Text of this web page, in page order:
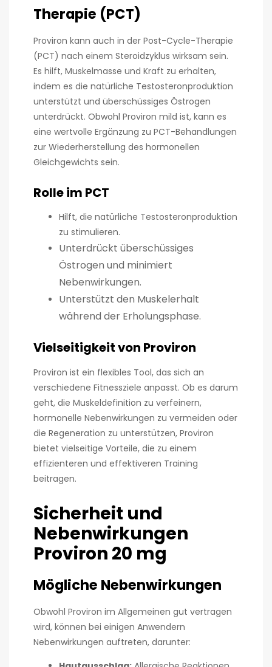
Therapie (PCT)
Proviron kann auch in der Post-Cycle-Therapie
(PCT) nach einem Steroidzyklus wirksam sein.
Es hilft, Muskelmasse und Kraft zu erhalten,
indem es die natürliche Testosteronproduktion
unterstützt und überschüssiges Östrogen
unterdrückt. Obwohl Proviron mild ist, kann es
eine wertvolle Ergänzung zu PCT-Behandlungen
zur Wiederherstellung des hormonellen
Gleichgewichts sein.
Rolle im PCT
Hilft, die natürliche Testosteronproduktion
zu stimulieren.
Unterdrückt überschüssiges
Östrogen und minimiert
Nebenwirkungen.
Unterstützt den Muskelerhalt
während der Erholungsphase.
Vielseitigkeit von Proviron
Proviron ist ein flexibles Tool, das sich an
verschiedene Fitnessziele anpasst. Ob es darum
geht, die Muskeldefinition zu verfeinern,
hormonelle Nebenwirkungen zu vermeiden oder
die Regeneration zu unterstützen, Proviron
bietet vielseitige Vorteile, die zu einem
effizienteren und effektiveren Training
beitragen.
Sicherheit und
Nebenwirkungen
Proviron 20 mg
Mögliche Nebenwirkungen
Obwohl Proviron im Allgemeinen gut vertragen
wird, können bei einigen Anwendern
Nebenwirkungen auftreten, darunter: